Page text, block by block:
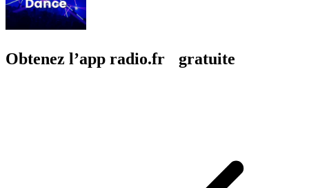
Obtenez l’app radio.fr gratuite